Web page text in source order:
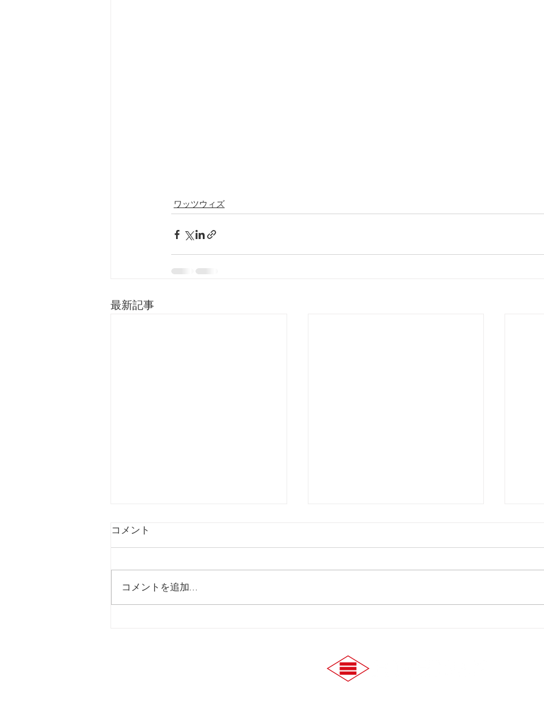
ワッツウィズ
最新記事
コメント
コメントを追加…